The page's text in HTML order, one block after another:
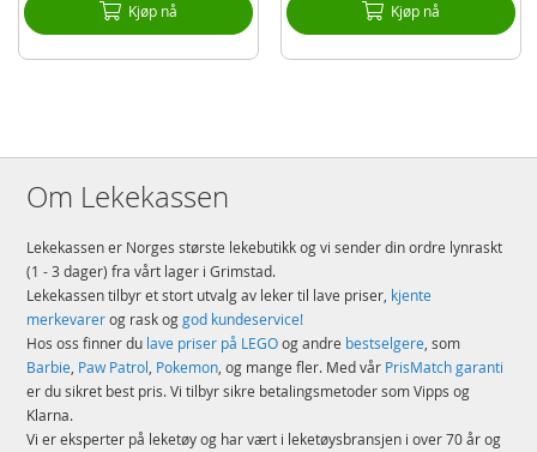
Kjøp nå Kjøp nå
Om Lekekassen
Lekekassen er Norges største lekebutikk og vi sender din ordre lynraskt
(1 - 3 dager) fra vårt lager i Grimstad.
Lekekassen tilbyr et stort utvalg av leker til lave priser, kjente
merkevarerog rask oggod kundeservice!
Hos oss finner du lave priser på LEGOog andre bestselgere, som
Barbie, Paw Patrol, Pokemon, og mange fler. Med vår PrisMatch garanti
er du sikret best pris. Vi tilbyr sikre betalingsmetoder som Vipps og
Klarna.
Vi er eksperter på leketøy og har vært i leketøysbransjen i over 70 år og